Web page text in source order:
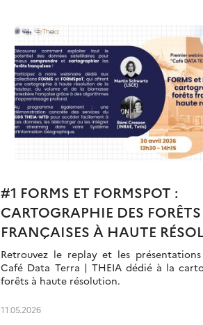
#1 FORMS ET FORMSPOT :
CARTOGRAPHIE DES FORÊTS
FRANÇAISES À HAUTE
Retrouvez le replay et les
Café Data Terra | THEIA dédié à la
forêts à haute résolution.
11.05.2026